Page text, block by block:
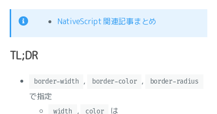
NativeScript 関連記事まとめ
TL;DR
border-width , border-color , border-radius
で指定
width , color は